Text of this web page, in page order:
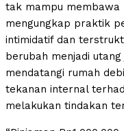
tak mampu membawa
mengungkap praktik
intimidatif dan
berubah menjadi
mendatangi rumah
tekanan internal
melakukan tindakan